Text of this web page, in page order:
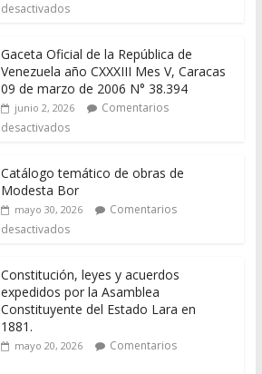
desactivados
Gaceta Oficial de la República de
Venezuela año CXXXIII Mes V, Caracas
09 de marzo de 2006 N° 38.394
junio 2, 2026
Comentarios
desactivados
Catálogo temático de obras de
Modesta Bor
mayo 30, 2026
Comentarios
desactivados
Constitución, leyes y acuerdos
expedidos por la Asamblea
Constituyente del Estado Lara en
1881.
mayo 20, 2026
Comentarios